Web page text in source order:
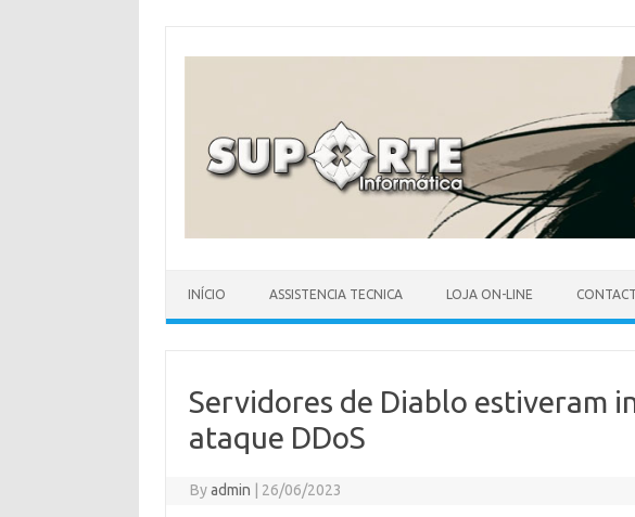
INÍCIO ASSISTENCIA TECNICA LOJA ON-LINE
Servidores de Diablo estiveram
ataque DDoS
Byadmin 26/06/2023